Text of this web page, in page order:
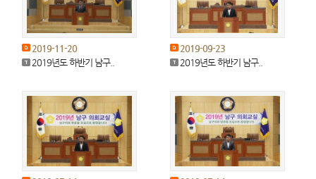
2019-11-20
2019년도 하반기 남구..
2019-09-23
2019년도 하반기 남구..